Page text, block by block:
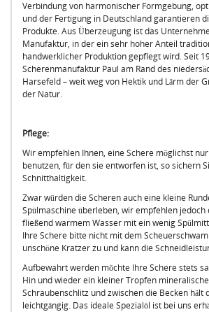
Verbindung von harmonischer Formgebung,
und der Fertigung in Deutschland garantieren
Produkte. Aus Überzeugung ist das
Manufaktur, in der ein sehr hoher Anteil
handwerklicher Produktion gepflegt wird. Seit
Scherenmanufaktur Paul am Rand des
Harsefeld – weit weg von Hektik und Lärm der
der Natur.
Pflege:
Wir empfehlen Ihnen, eine Schere möglichst
benutzen, für den sie entworfen ist, so sichern
Schnitthaltigkeit.
Zwar würden die Scheren auch eine kleine
Spülmaschine überleben, wir empfehlen
fließend warmem Wasser mit ein wenig
Ihre Schere bitte nicht mit dem
unschöne Kratzer zu und kann die
Aufbewahrt werden möchte Ihre Schere stets
Hin und wieder ein kleiner Tropfen
Schraubenschlitz und zwischen die Becken hält
leichtgängig. Das ideale Spezialöl ist bei uns